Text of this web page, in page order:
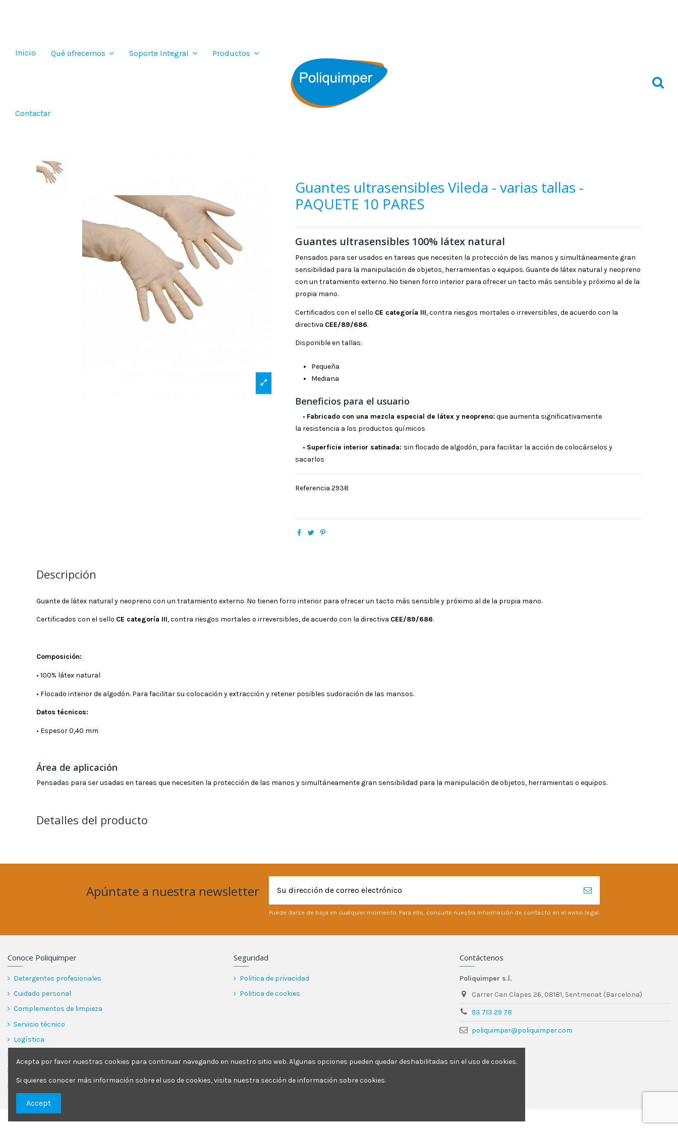
Inicio Qué ofrecemos Soporte Integral Productos
Contactar
Guantes ultrasensibles Vileda - varias tallas -
PAQUETE 10 PARES
Guantes ultrasensibles 100% látex natural
Pensados para ser usados en tareas que necesiten la protección de las manos y simultáneamente gran
sensibilidad para la manipulación de objetos, herramientas o equipos. Guante de látex natural y neopreno
con un tratamiento externo. No tienen forro interior para ofrecer un tacto más sensible y próximo al de la
propia mano.
Certificados con el sello CE categoría III, contra riesgos mortales o irreversibles, de acuerdo con la
directiva CEE/89/686.
Disponible en tallas:
Pequeña
Mediana
Beneficios para el usuario
• Fabricado con una mezcla especial de látex y neopreno: que aumenta significativamente
la resistencia a los productos químicos
• Superficie interior satinada: sin flocado de algodón, para facilitar la acción de colocárselos y
sacarlos
Referencia 2938
Descripción
Guante de látex natural y neopreno con un tratamiento externo. No tienen forro interior para ofrecer un tacto más sensible y próximo al de la propia mano.
Certificados con el sello CE categoría III, contra riesgos mortales o irreversibles, de acuerdo con la directiva CEE/89/686.
Composición:
• 100% látex natural
• Flocado interior de algodón. Para facilitar su colocación y extracción y retener posibles sudoración de las mansos.
Datos técnicos:
• Espesor 0,40 mm
Área de aplicación
Pensadas para ser usadas en tareas que necesiten la protección de las manos y simultáneamente gran sensibilidad para la manipulación de objetos, herramientas o equipos.
Detalles del producto
Apúntate a nuestra newsletter
Puede darse de baja en cualquier momento. Para ello, consulte nuestra información de contacto en el aviso legal.
Conoce Poliquimper
Detergentes profesionales
Cuidado personal
Complementos de limpieza
Servicio técnico
Logística
Contactar
Seguridad
Politica de privacidad
Politica de cookies
Contáctenos
Poliquimper s.l.
Carrer Can Clapes 26, 08181, Sentmenat (Barcelona)
93 713 29 78
poliquimper@poliquimper.com
Acepta por favor nuestras cookies para continuar navegando en nuestro sitio web. Algunas opciones pueden quedar deshabilitadas sin el uso de cookies.
Si quieres conocer más información sobre el uso de cookies, visita nuestra sección de información sobre cookies.
Accept